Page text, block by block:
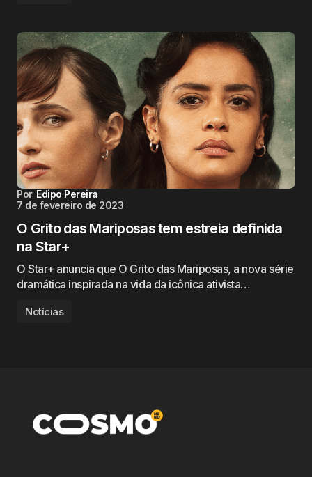
Por Edipo Pereira
7 de fevereiro de 2023
O Grito das Mariposas tem estreia definida
na Star+
O Star+ anuncia que O Grito das Mariposas, a nova série
dramática inspirada na vida da icônica ativista…
Notícias